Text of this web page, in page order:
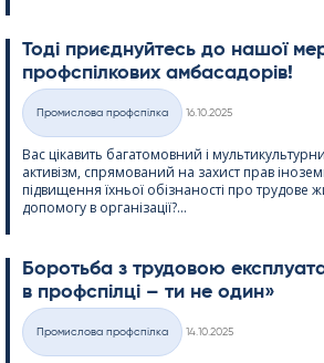
Тоді приєднуйтесь до нашої
профспілкових амбасадорів!
Категорії
Промислова профспілка
16.10.2025
Вас цікавить багатомовний і
активізм, спрямований на захист прав
підвищення їхньої обізнаності про трудове
допомогу в організації?...
Боротьба з трудовою
в профспілці – ти не один»
Категорії
Промислова профспілка
14.10.2025